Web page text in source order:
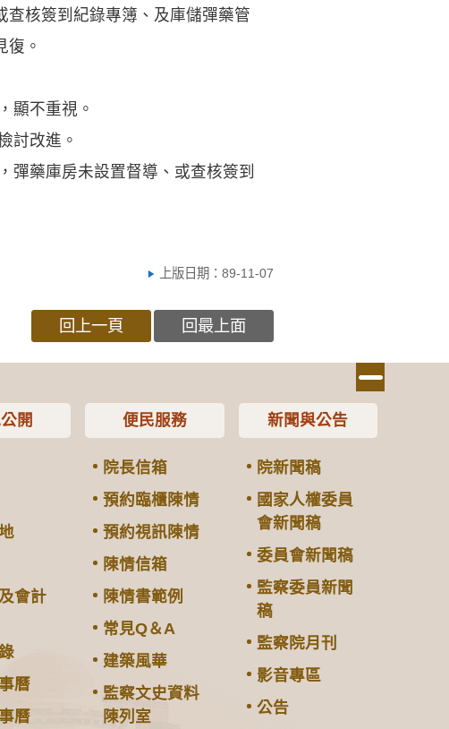
核簽到紀錄專簿、及庫儲彈藥管
復。
顯不重視。
討改進。
彈藥庫房未設置督導、或查核簽到
上版日期：89-11-07
回上一頁 回最上面
開
會計
曆
曆
便民服務
院長信箱
預約臨櫃陳情
預約視訊陳情
陳情信箱
陳情書範例
常見Q＆A
建築風華
監察文史資料
陳列室
新聞與公告
院新聞稿
國家人權委員
會新聞稿
委員會新聞稿
監察委員新聞
稿
監察院月刊
影音專區
公告